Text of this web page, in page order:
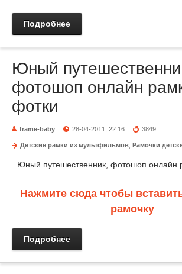
Подробнее
Юный
фотошоп онлайн
фотки
frame-baby 28-04-2011, 22:16 3849
Детские рамки из мультфильмов Рамочки
Юный путешественник, фотошоп онлайн
Нажмите сюда чтобы
рамочку
Подробнее